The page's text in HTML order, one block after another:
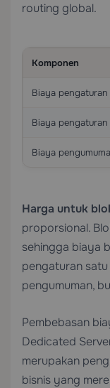
routing global.
Komponen
Biaya
Biaya
Biaya
Harga untuk
proporsional.
sehingga biaya
pengaturan
pengumuman,
Pembebasan
Dedicated
merupakan
bisnis yang